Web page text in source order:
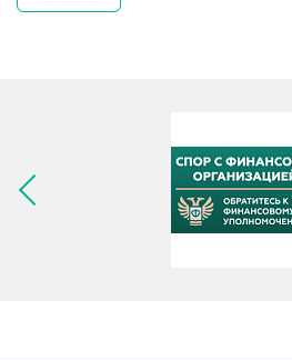
Следующее изображение